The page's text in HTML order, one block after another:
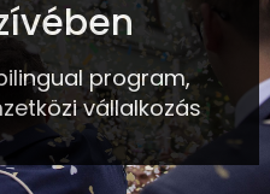
program,
vállalkozás